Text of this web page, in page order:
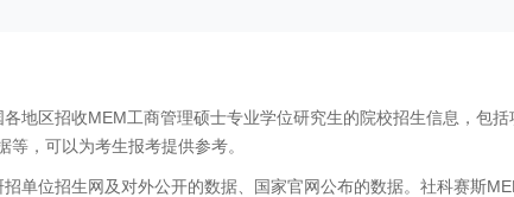
地区招收MEM工商管理硕士专业学位研究生的院校招生信息，包
，可以为考生报考提供参考。
单位招生网及对外公开的数据、国家官网公布的数据。社科赛斯